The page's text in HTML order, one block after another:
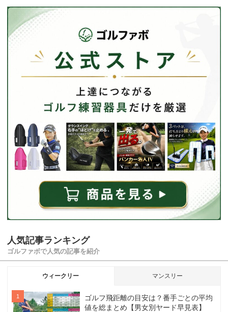
人気記事ランキング
ゴルファボで人気の記事を紹介
ウィークリー マンスリー
ゴルフ飛距離の目安は？番手ごとの平均
値を総まとめ【男女別ヤード早見表】